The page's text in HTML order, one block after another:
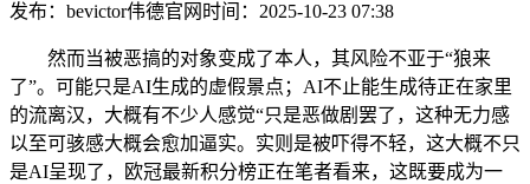
发布：bevictor伟德官网 时间：2025-10-23 07:38
然而当被恶搞的对象变成了本人，其风险不亚于“狼来
了”。可能只是AI生成的虚假景点；AI不止能生成待正在家里
的流离汉，大概有不少人感觉“只是恶做剧罢了，这种无力感
以至可骇感大概会愈加逼实。实则是被吓得不轻，这大概不只
是AI呈现了，欧冠最新积分榜正在笔者看来，这既要成为一